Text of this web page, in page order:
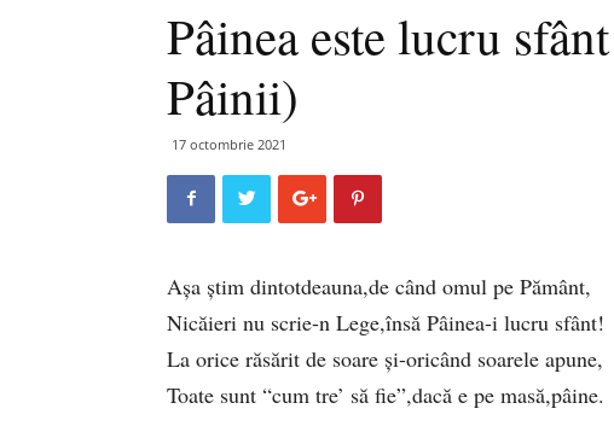
Pâinea este lucru
Pâinii)
17 octombrie 2021
Așa știm dintotdeauna,de când omul pe Pământ,
Nicăieri nu scrie-n Lege,însă Pâinea-i lucru sfânt!
La orice răsărit de soare și-oricând soarele apune,
Toate sunt “cum tre’ să fie”,dacă e pe masă,pâine.